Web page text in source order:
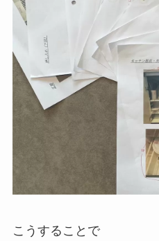
こうすることで